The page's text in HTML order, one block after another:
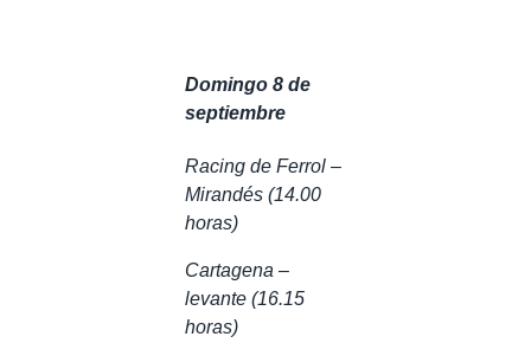
Domingo 8 de
septiembre
Racing de Ferrol –
Mirandés (14.00
horas)
Cartagena –
levante (16.15
horas)